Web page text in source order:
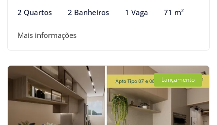
2 Quartos 2 Banheiros 1 Vaga 71 m²
Mais informações
Lançamento